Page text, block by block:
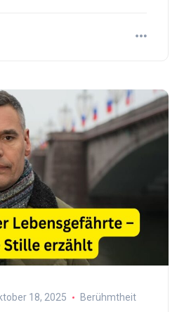
18, 2025 Berühmtheit